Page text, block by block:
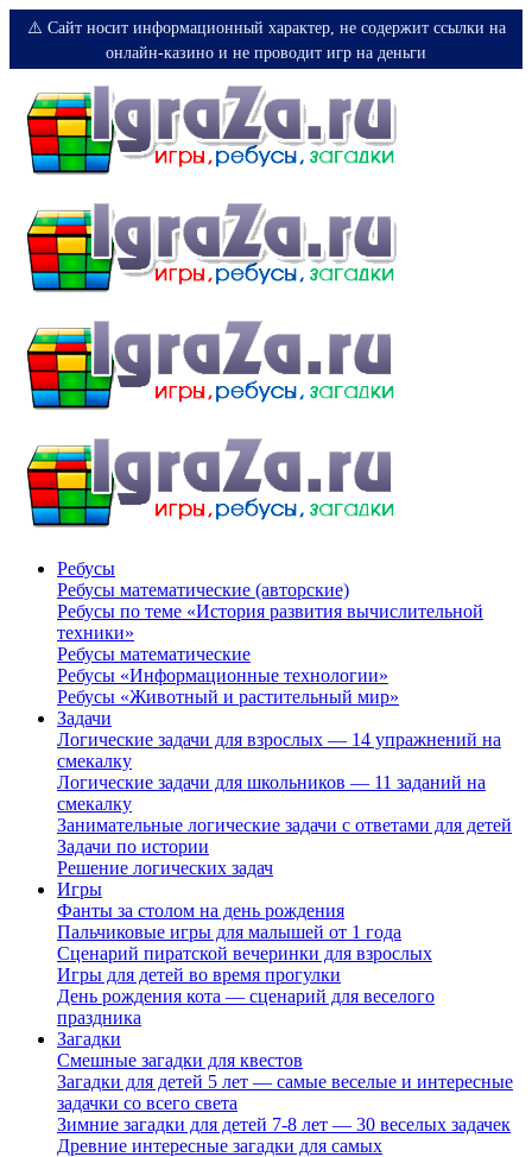
⚠️ Сайт носит информационный характер, не содержит ссылки на
онлайн-казино и не проводит игр на деньги
Ребусы
Ребусы математические (авторские)
Ребусы по теме «История развития вычислительной
техники»
Ребусы математические
Ребусы «Информационные технологии»
Ребусы «Животный и растительный мир»
Задачи
Логические задачи для взрослых — 14 упражнений на
смекалку
Логические задачи для школьников — 11 заданий на
смекалку
Занимательные логические задачи с ответами для детей
Задачи по истории
Решение логических задач
Игры
Фанты за столом на день рождения
Пальчиковые игры для малышей от 1 года
Сценарий пиратской вечеринки для взрослых
Игры для детей во время прогулки
День рождения кота — сценарий для веселого
праздника
Загадки
Смешные загадки для квестов
Загадки для детей 5 лет — самые веселые и интересные
задачки со всего света
Зимние загадки для детей 7-8 лет — 30 веселых задачек
Древние интересные загадки для самых